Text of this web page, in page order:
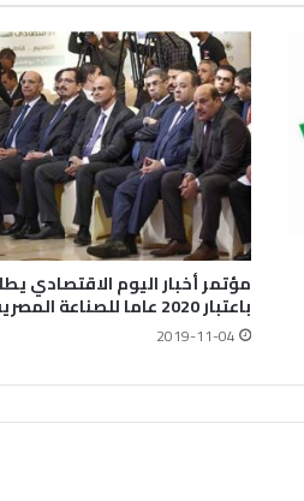
مؤتمر أخبار اليوم الاقتصادي
باعتبار 2020 عاما للصناعة المصرية.
2019-11-04